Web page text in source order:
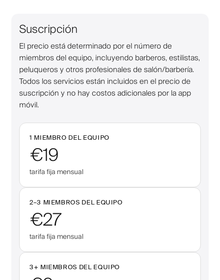
Suscripción
El precio está determinado por el número de
miembros del equipo, incluyendo barberos, estilistas,
peluqueros y otros profesionales de salón/barbería.
Todos los servicios están incluidos en el precio de
suscripción y no hay costos adicionales por la app
móvil.
1 MIEMBRO DEL EQUIPO
€19
tarifa fija mensual
2–3 MIEMBROS DEL EQUIPO
€27
tarifa fija mensual
3+ MIEMBROS DEL EQUIPO